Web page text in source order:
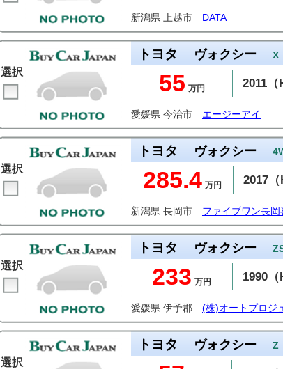
新潟県 上越市 DATA
選択
トヨタ ヴォクシー X
55 万円 2011（
愛媛県 今治市 エージーアイ
選択
トヨタ ヴォクシー
285.4 万円 2017（
新潟県 長岡市 ファイブワン長
選択
トヨタ ヴォクシー
233 万円 1990（
愛媛県 伊予郡 (株)オートプロジ
選択
トヨタ ヴォクシー Z